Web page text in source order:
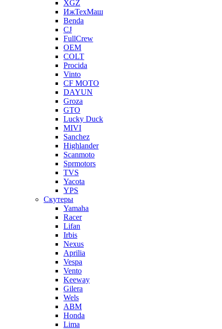
XGZ
ИжТехМаш
Benda
CJ
FullCrew
OEM
COLT
Procida
Vinto
CF MOTO
DAYUN
Groza
GTO
Lucky Duck
MIVI
Sanchez
Highlander
Scanmoto
Sprmotors
TVS
Yacota
YPS
Скутеры
Yamaha
Racer
Lifan
Irbis
Nexus
Aprilia
Vespa
Vento
Keeway
Gilera
Wels
ABM
Honda
Lima